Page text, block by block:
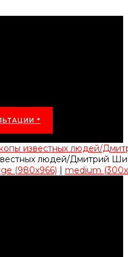
*
известных людей/
(980x966) | medium